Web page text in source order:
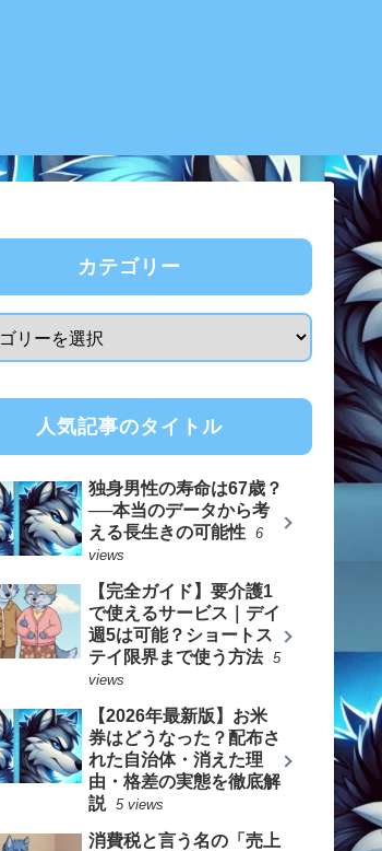
カテゴリー
人気記事のタイトル
独身男性の寿命は67歳？
──本当のデータから考
える長生きの可能性 6
views
【完全ガイド】要介護1
で使えるサービス｜デイ
週5は可能？ショートス
テイ限界まで使う方法 5
views
【2026年最新版】お米
券はどうなった？配布さ
れた自治体・消えた理
由・格差の実態を徹底解
説 5 views
消費税と言う名の「売上